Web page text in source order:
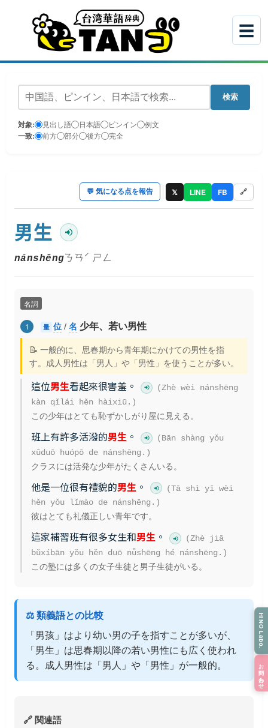
☰
検索
対象: 見出し語 日本語 ピンイン 例文
一致: 前方 部分 後方 完全
💬 気になる点を報告 𝕏 LINE FB 🔗
男生
nánshēngㄋㄢˊ ㄕㄥ
名詞
1 量 位 / 名 少年、若い男性
📝 一般的に、思春期から青年期にかけての男性を指
す。成人男性は「男人」や「男性」を使うことが多い。
這位男生看起來很害羞。
(Zhè wèi nánshēng
kàn qǐlái hěn hàixiū.)
この少年はとても恥ずかしがり屋に見える。
班上有許多活潑的男生 。
(Bān shàng yǒu
xǔduō huópō de nánshēng.)
クラスには活発な少年がたくさんいる。
他是一位很有禮貌的男生 。
(Tā shì yī wèi
hěn yǒu lǐmào de nánshēng.)
彼はとても礼儀正しい青年です。
這家補習班有很多女生和男生 。
(Zhè jiā
bǔxíbān yǒu hěn duō nǚshēng hé nánshēng.)
この塾には多くの女子生徒と男子生徒がいる。
⚖️ 類義語との比較
「男孩」はより幼い男の子を指すことが多いが、
「男生」は思春期以降の若い男性にも広く使われ
る。成人男性は「男人」や「男性」が一般的。
🔗 関連語
HINO Labo.
お問い合わせ